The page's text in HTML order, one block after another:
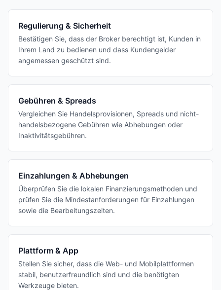
Regulierung & Sicherheit
Bestätigen Sie, dass der Broker berechtigt ist, Kunden in
Ihrem Land zu bedienen und dass Kundengelder
angemessen geschützt sind.
Gebühren & Spreads
Vergleichen Sie Handelsprovisionen, Spreads und nicht-
handelsbezogene Gebühren wie Abhebungen oder
Inaktivitätsgebühren.
Einzahlungen & Abhebungen
Überprüfen Sie die lokalen Finanzierungsmethoden und
prüfen Sie die Mindestanforderungen für Einzahlungen
sowie die Bearbeitungszeiten.
Plattform & App
Stellen Sie sicher, dass die Web- und Mobilplattformen
stabil, benutzerfreundlich sind und die benötigten
Werkzeuge bieten.